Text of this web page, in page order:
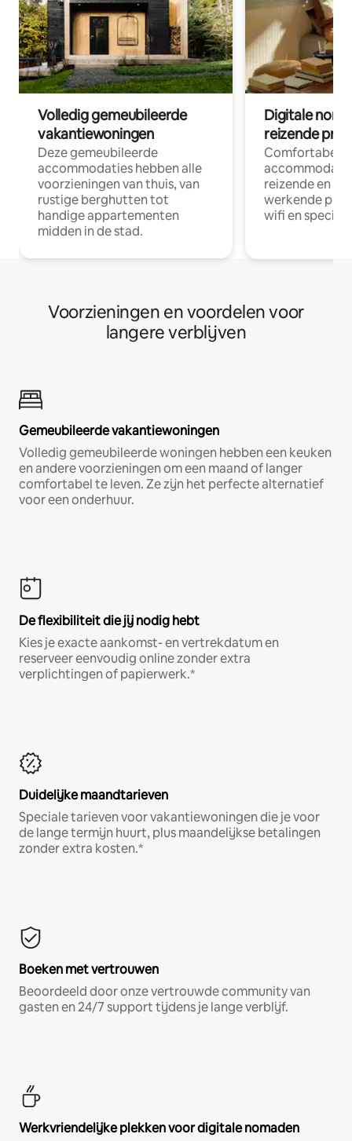
Volledig gemeubileerde
vakantiewoningen
Deze gemeubileerde
accommodaties hebben alle
voorzieningen van thuis, van
rustige berghutten tot
handige appartementen
midden in de stad.
Digitale
reizende
Comfortabele
reizende en
werkende
wifi en
Voorzieningen en voordelen voor
langere verblijven
Gemeubileerde vakantiewoningen
Volledig gemeubileerde woningen hebben een keuken
en andere voorzieningen om een maand of langer
comfortabel te leven. Ze zijn het perfecte alternatief
voor een onderhuur.
De flexibiliteit die jij nodig hebt
Kies je exacte aankomst- en vertrekdatum en
reserveer eenvoudig online zonder extra
verplichtingen of papierwerk.*
Duidelijke maandtarieven
Speciale tarieven voor vakantiewoningen die je voor
de lange termijn huurt, plus maandelijkse betalingen
zonder extra kosten.*
Boeken met vertrouwen
Beoordeeld door onze vertrouwde community van
gasten en 24/7 support tijdens je lange verblijf.
Werkvriendelijke plekken voor digitale nomaden